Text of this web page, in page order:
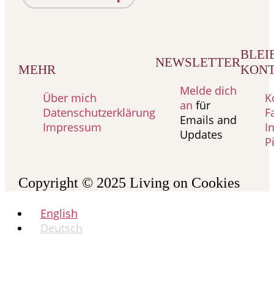
MEHR
Über mich
Datenschutzerklärung
Impressum
NEWSLETTER
Melde dich
an für
Emails and
Updates
Copyright © 2025 Living on Cookies
English
Deutsch